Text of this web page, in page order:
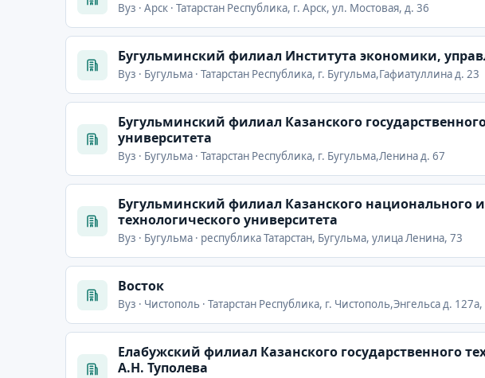
Вуз · Арск · Татарстан Республика, г. Арск, ул. Мостовая, д. 36
Бугульминский филиал Института экономики,
Вуз · Бугульма · Татарстан Республика, г. Бугульма,Гафиатуллина д. 23
Бугульминский филиал Казанского
университета
Вуз · Бугульма · Татарстан Республика, г. Бугульма,Ленина д. 67
Бугульминский филиал Казанского национального
технологического университета
Вуз · Бугульма · республика Татарстан, Бугульма, улица Ленина, 73
Восток
Вуз · Чистополь · Татарстан Республика, г. Чистополь,Энгельса д. 127а,
Елабужский филиал Казанского государственного
А.Н. Туполева